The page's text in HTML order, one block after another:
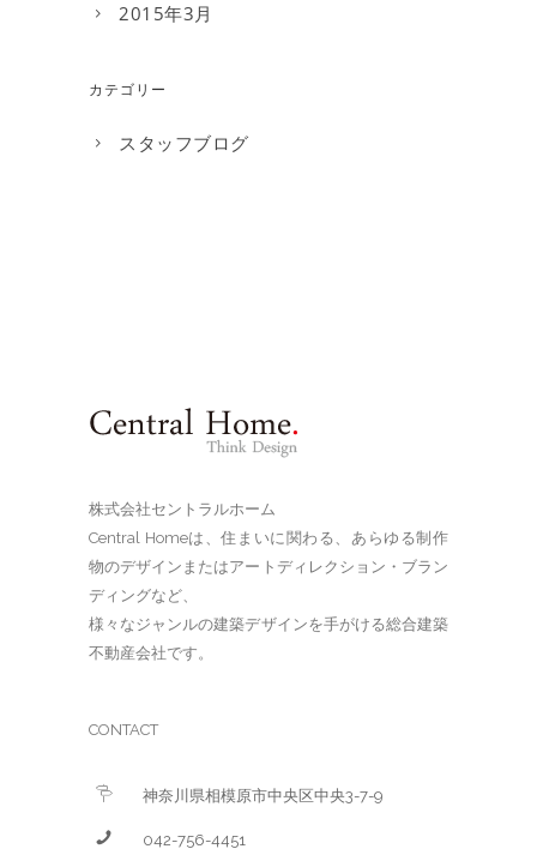
2015年3月
カテゴリー
スタッフブログ
株式会社セントラルホーム
Central Homeは、住まいに関わる、あらゆる制作
物のデザインまたはアートディレクション・ブラン
ディングなど、
様々なジャンルの建築デザインを手がける総合建築
不動産会社です。
CONTACT
神奈川県相模原市中央区中央3-7-9
042-756-4451